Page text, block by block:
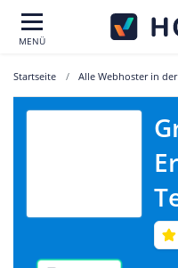
MENÜ
Startseite Alle Webhoster in